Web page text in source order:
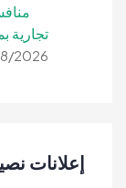
تجارية
2026
إعلانات